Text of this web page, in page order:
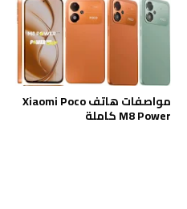
مواصفات هاتف Xiaomi Poco
M8 Power كاملة